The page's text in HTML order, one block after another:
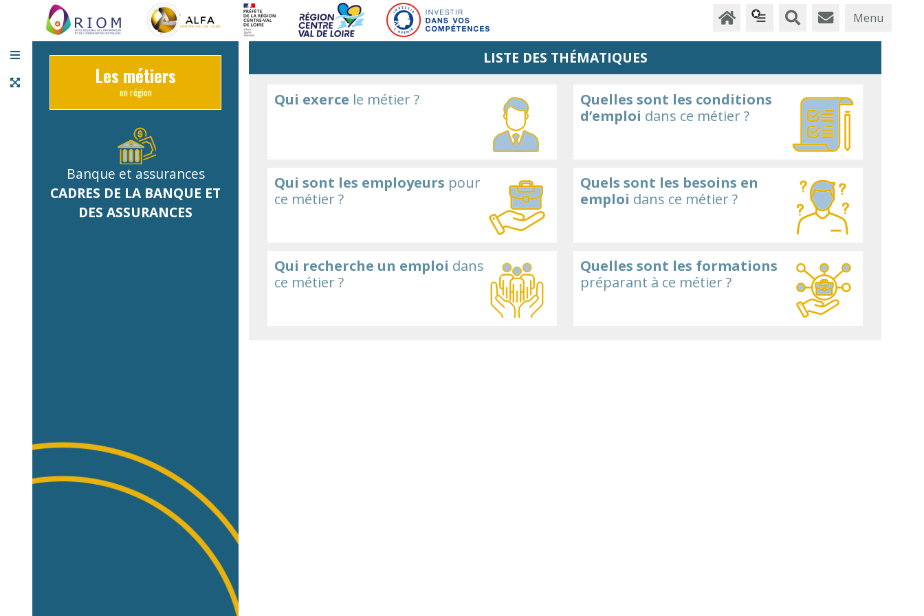
Menu
Les métiers
en région
Banque et assurances
CADRES DE LA BANQUE ET
DES ASSURANCES
LISTE DES THÉMATIQUES
Qui exerce le métier ?
Quelles sont les conditions
d’emploi dans ce métier ?
Qui sont les employeurs pour
ce métier ?
Quels sont les besoins en
emploi dans ce métier ?
Qui recherche un emploi dans
ce métier ?
Quelles sont les formations
préparant à ce métier ?
Panneau de gestion des cookies